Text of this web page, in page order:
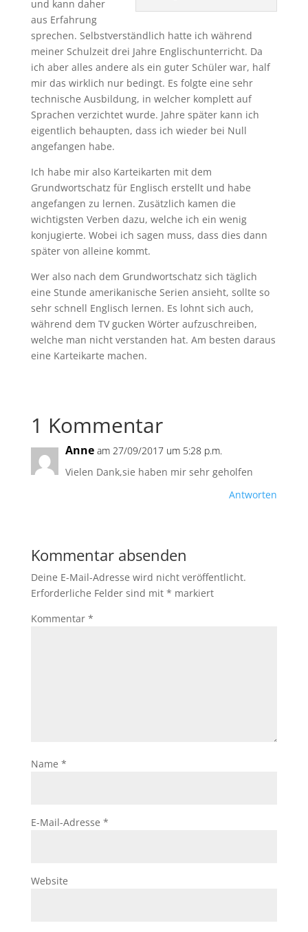
und kann daher
aus Erfahrung
sprechen. Selbstverständlich hatte ich während
meiner Schulzeit drei Jahre Englischunterricht. Da
ich aber alles andere als ein guter Schüler war, half
mir das wirklich nur bedingt. Es folgte eine sehr
technische Ausbildung, in welcher komplett auf
Sprachen verzichtet wurde. Jahre später kann ich
eigentlich behaupten, dass ich wieder bei Null
angefangen habe.
Ich habe mir also Karteikarten mit dem
Grundwortschatz für Englisch erstellt und habe
angefangen zu lernen. Zusätzlich kamen die
wichtigsten Verben dazu, welche ich ein wenig
konjugierte. Wobei ich sagen muss, dass dies dann
später von alleine kommt.
Wer also nach dem Grundwortschatz sich täglich
eine Stunde amerikanische Serien ansieht, sollte so
sehr schnell Englisch lernen. Es lohnt sich auch,
während dem TV gucken Wörter aufzuschreiben,
welche man nicht verstanden hat. Am besten daraus
eine Karteikarte machen.
1 Kommentar
Anne am 27/09/2017 um 5:28 p.m.
Vielen Dank,sie haben mir sehr geholfen
Antworten
Kommentar absenden
Deine E-Mail-Adresse wird nicht veröffentlicht.
Erforderliche Felder sind mit * markiert
Kommentar *
Name *
E-Mail-Adresse *
Website